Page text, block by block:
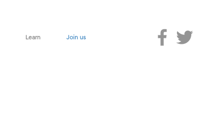
Learn Join us